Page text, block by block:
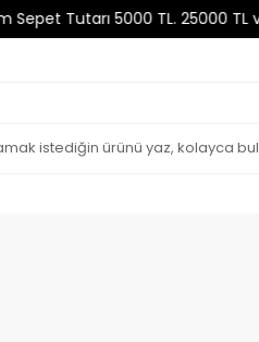
Tutarı 5000 TL. 25000 TL ve